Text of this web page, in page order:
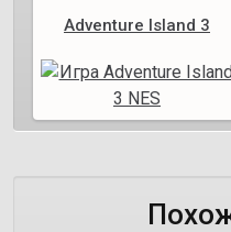
Adventure Island 3